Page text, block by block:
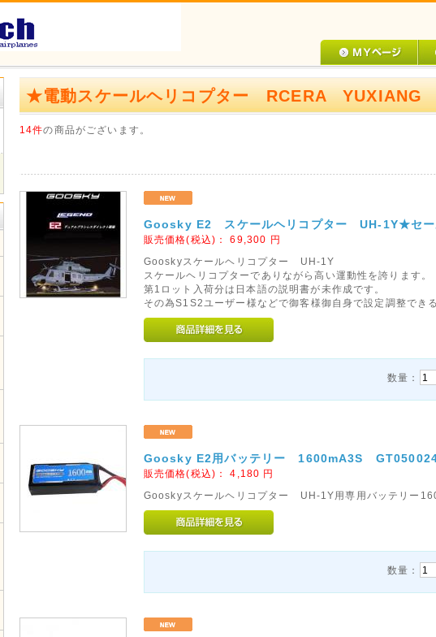
★電動スケールヘリコプター RCERA
14件の商品がございます。
Goosky E2 スケールヘリコプター UH-1Y★セ
販売価格(税込)：69,300 円
Gooskyスケールヘリコプター UH-1Y
スケールヘリコプターでありながら高い運動性を誇ります。
第1ロット入荷分は日本語の説明書が未作成です。
その為S1S2ユーザー様などで御客様御自身で設定調整でき
数量：
Goosky E2用バッテリー 1600mA3S
販売価格(税込)：4,180 円
Gooskyスケールヘリコプター UH-1Y用専用バッテリー
数量：